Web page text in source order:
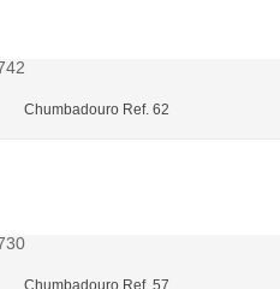
Chumbadouro Ref. 62
Chumbadouro Ref. 57